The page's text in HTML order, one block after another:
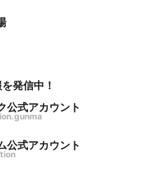
発信中！
公式アカウント
公式アカウント